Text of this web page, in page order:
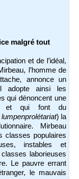
malgré tout
et de l’idéal,
l’homme de
annonce un
adopte ainsi les
qui dénoncent une
et qui font du
lumpenprolétariat) la
Mirbeau
classes populaires
instables et
laborieuses
Le pauvre errant
le mauvais